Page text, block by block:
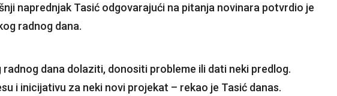
naprednjak Tasić odgovarajući na pitanja novinara potvrdio je
radnog dana.
radnog dana dolaziti, donositi probleme ili dati neki predlog.
i inicijativu za neki novi projekat – rekao je Tasić danas.